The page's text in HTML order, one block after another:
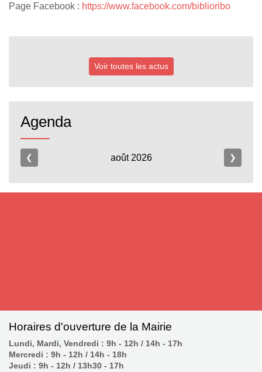
Page Facebook : https://www.facebook.com/biblioribo
Voir toutes les actus
Agenda
❮ août 2026 ❯
Horaires d'ouverture de la Mairie
Lundi, Mardi, Vendredi : 9h - 12h / 14h - 17h
Mercredi : 9h - 12h / 14h - 18h
Jeudi : 9h - 12h / 13h30 - 17h